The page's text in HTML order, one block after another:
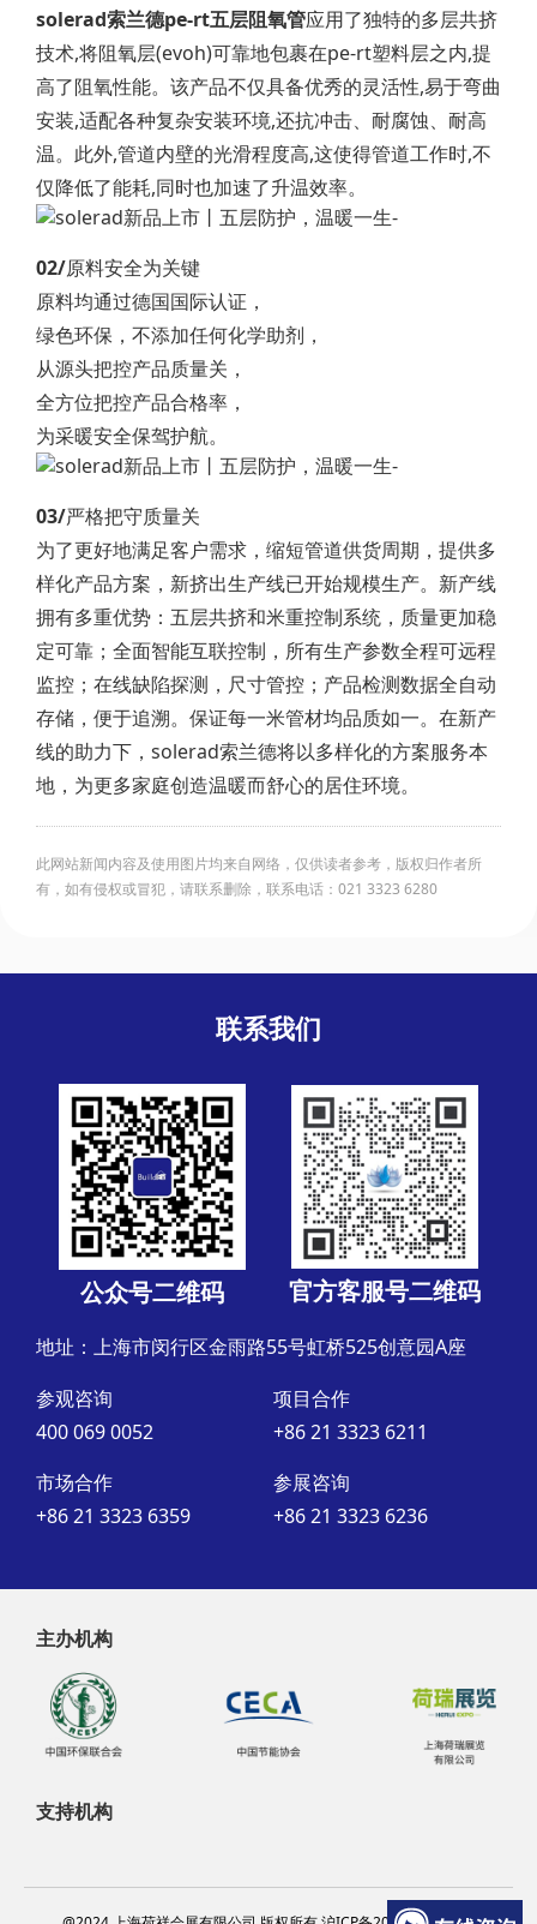
solerad索兰德pe-rt五层阻氧管应用了独特的多层共挤
技术,将阻氧层(evoh)可靠地包裹在pe-rt塑料层之内,提
高了阻氧性能。该产品不仅具备优秀的灵活性,易于弯曲
安装,适配各种复杂安装环境,还抗冲击、耐腐蚀、耐高
温。此外,管道内壁的光滑程度高,这使得管道工作时,不
仅降低了能耗,同时也加速了升温效率。
02/原料安全为关键
原料均通过德国国际认证，
绿色环保，不添加任何化学助剂，
从源头把控产品质量关，
全方位把控产品合格率，
为采暖安全保驾护航。
03/严格把守质量关
为了更好地满足客户需求，缩短管道供货周期，提供多
样化产品方案，新挤出生产线已开始规模生产。新产线
拥有多重优势：五层共挤和米重控制系统，质量更加稳
定可靠；全面智能互联控制，所有生产参数全程可远程
监控；在线缺陷探测，尺寸管控；产品检测数据全自动
存储，便于追溯。保证每一米管材均品质如一。在新产
线的助力下，solerad索兰德将以多样化的方案服务本
地，为更多家庭创造温暖而舒心的居住环境。
此网站新闻内容及使用图片均来自网络，仅供读者参考，版权归作者所
有，如有侵权或冒犯，请联系删除，联系电话：021 3323 6280
联系我们
公众号二维码 官方客服号二维码
地址：上海市闵行区金雨路55号虹桥525创意园A座
参观咨询
400 069 0052
项目合作
+86 21 3323 6211
市场合作
+86 21 3323 6359
参展咨询
+86 21 3323 6236
主办机构
支持机构